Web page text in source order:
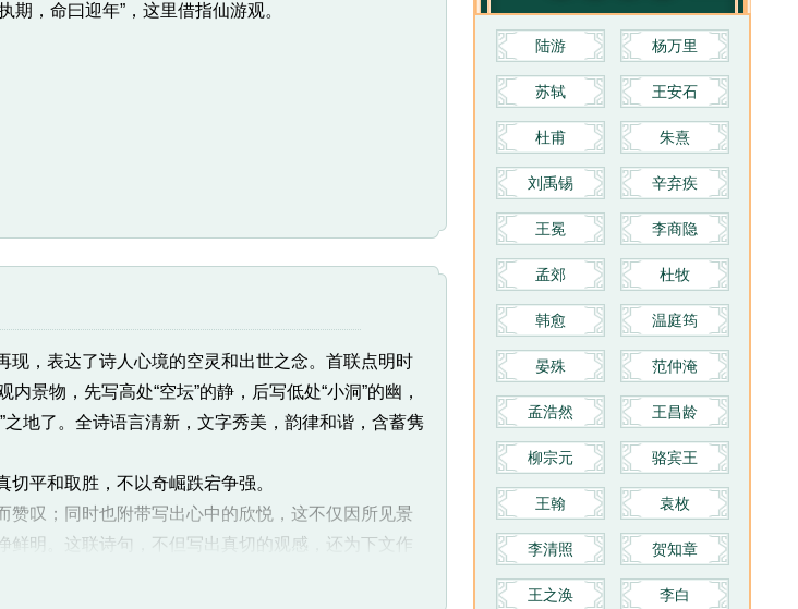
，命曰迎年”，这里借指仙游观。
，表达了诗人心境的空灵和出世之念。首联点明时
内景物，先写高处“空坛”的静，后写低处“小洞”的幽，
地了。全诗语言清新，文字秀美，韵律和谐，含蓄隽
平和取胜，不以奇崛跌宕争强。
叹；同时也附带写出心中的欣悦，这不仅因所见景
明。这联诗句，不但写出真切的观感，还为下文作
。
自然引发怀古的幽情。“秦树”与“汉宫”都不是实
陆游 杨万里
苏轼 王安石
杜甫 朱熹
刘禹锡 辛弃疾
王冕 李商隐
孟郊 杜牧
韩愈 温庭筠
晏殊 范仲淹
孟浩然 王昌龄
柳宗元 骆宾王
王翰 袁枚
李清照 贺知章
王之涣 李白